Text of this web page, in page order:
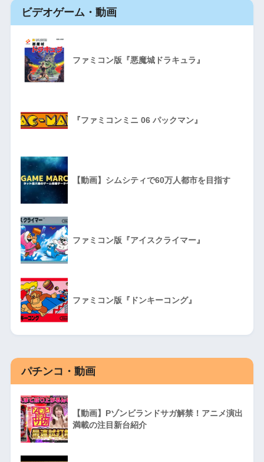
ビデオゲーム・動画
ファミコン版『悪魔城ドラキュラ』
『ファミコンミニ 06 パックマン』
【動画】シムシティで60万人都市を目指す
ファミコン版『アイスクライマー』
ファミコン版『ドンキーコング』
パチンコ・動画
【動画】Pゾンビランドサガ解禁！アニメ演出
満載の注目新台紹介